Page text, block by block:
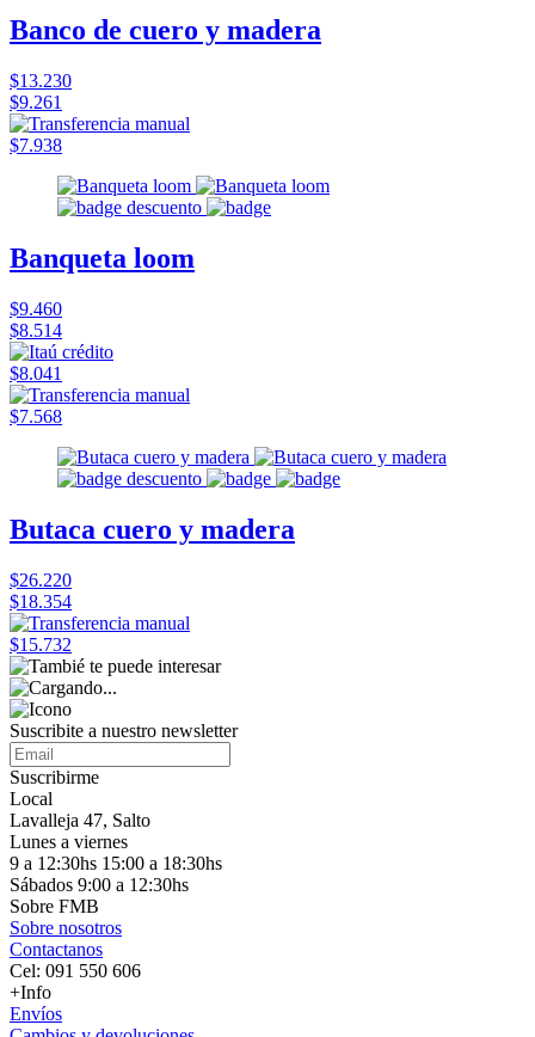
Banco de cuero y madera
$13.230
$9.261
$7.938
Banqueta loom
$9.460
$8.514
$8.041
$7.568
Butaca cuero y madera
$26.220
$18.354
$15.732
Suscribite a nuestro newsletter
Suscribirme
Local
Lavalleja 47, Salto
Lunes a viernes
9 a 12:30hs 15:00 a 18:30hs
Sábados 9:00 a 12:30hs
Sobre FMB
Sobre nosotros
Contactanos
Cel: 091 550 606
+Info
Envíos